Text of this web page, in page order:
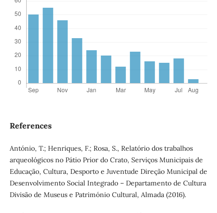
References
António, T.; Henriques, F.; Rosa, S., Relatório dos trabalhos
arqueológicos no Pátio Prior do Crato, Serviços Municipais de
Educação, Cultura, Desporto e Juventude Direção Municipal de
Desenvolvimento Social Integrado – Departamento de Cultura
Divisão de Museus e Património Cultural, Almada (2016).